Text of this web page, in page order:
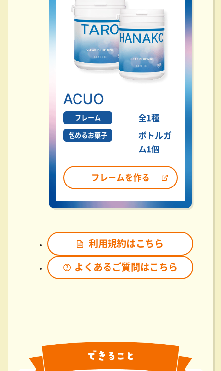
フレーム 全1種
包めるお菓子
ボトルガ
ム1個
フレームを作る
利用規約はこちら
よくあるご質問はこちら